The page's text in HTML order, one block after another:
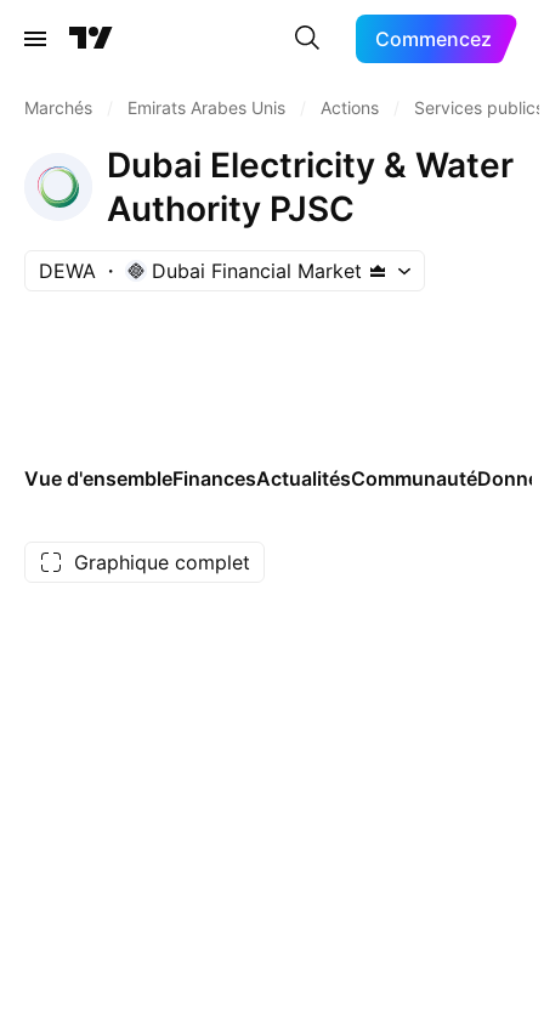
Commencez
Marchés Emirats Arabes Unis Actions Services publics
Dubai Electricity & Water
Authority PJSC
DEWA Dubai Financial Market
Vue d'ensembleFinancesActualitésCommunauté
Graphique complet